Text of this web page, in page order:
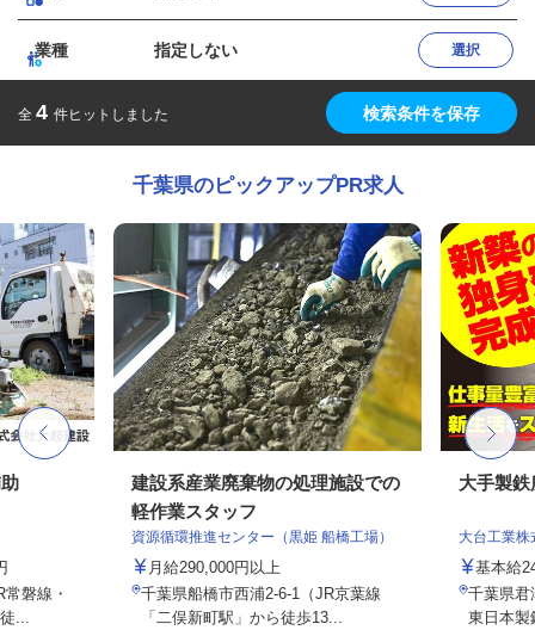
業種 指定しない 選択
全 4 件ヒットしました 検索条件を保存
千葉県のピックアップPR求人
磐線・
...
建設系産業廃棄物の処理施設での
軽作業スタッフ
資源循環推進センター（黒姫 船橋工場）
月給290,000円以上
千葉県船橋市西浦2-6-1（JR京葉線
「二俣新町駅」から徒歩13...
大手製
大台工業株
基本給
千葉県
東日本製